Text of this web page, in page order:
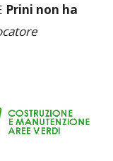
Prini non ha